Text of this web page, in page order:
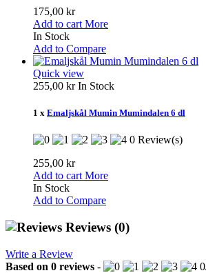
175,00 kr
Add to cart More
In Stock
Add to Compare
Quick view
255,00 krIn Stock
1 x Emaljskål Mumin Mumindalen 6 dl
0 Review(s)
255,00 kr
Add to cart More
In Stock
Add to Compare
Reviews (0)
Write a Review
Based on 0 reviews - 0